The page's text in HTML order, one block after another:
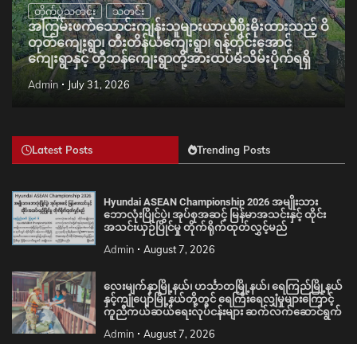
တိုက်ပွဲသတင်း သတင်း
အကြမ်းဖက်သောင်းကျန်းသူများယာယီစိုးမိုးထားသည့် ဝိ
တုတ်ကျေးရွာ၊ တီးတိန်ယံကျေးရွာ၊ ရန်တိုင်းအောင်
ကျေးရွာနှင့် တွီဘန်ကျေးရွာတို့အားထပ်မံသိမ်းပိုက်ရရှိ
Admin July 31, 2026
Latest Posts Trending Posts
Hyundai ASEAN Championship 2026 အမျိုးသား
ဘောလုံးပြိုင်ပွဲ၊ အုပ်စုအဆင့် မြန်မာအသင်းနှင့် ထိုင်း
အသင်းယှဉ်ပြိုင်မှု တိုက်ရိုက်ထုတ်လွှင့်မည်
Admin August 7, 2026
လေးမျက်နှာမြို့နယ်၊ ဟင်္သာတမြို့နယ်၊ ရေကြည်မြို့နယ်
နှင့်ကျုံပျော်မြို့နယ်တို့တွင် ရေကြီးရေလျှံမှုများကြောင့်
ကူညီကယ်ဆယ်ရေးလုပ်ငန်းများ ဆက်လက်ဆောင်ရွက်
Admin August 7, 2026